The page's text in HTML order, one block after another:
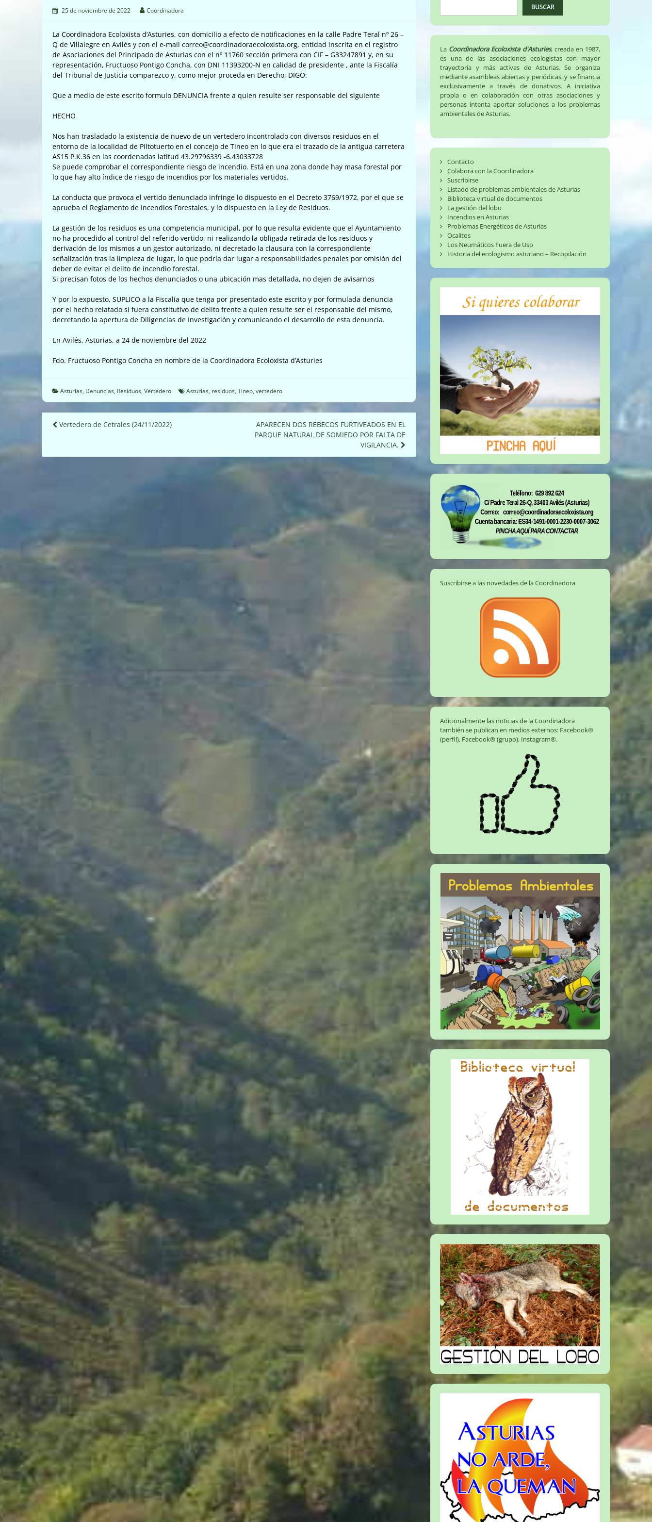
25 de noviembre de 2022 Coordinadora
La Coordinadora Ecoloxista d’Asturies, con domicilio a efecto de notificaciones en la calle Padre Teral nº 26 –
Q de Villalegre en Avilés y con el e-mail correo@coordinadoraecoloxista.org, entidad inscrita en el registro
de Asociaciones del Principado de Asturias con el nº 11760 sección primera con CIF – G33247891 y, en su
representación, Fructuoso Pontigo Concha, con DNI 11393200-N en calidad de presidente , ante la Fiscalía
del Tribunal de Justicia comparezco y, como mejor proceda en Derecho, DIGO:
Que a medio de este escrito formulo DENUNCIA frente a quien resulte ser responsable del siguiente
HECHO
Nos han trasladado la existencia de nuevo de un vertedero incontrolado con diversos residuos en el
entorno de la localidad de Piltotuerto en el concejo de Tineo en lo que era el trazado de la antigua carretera
AS15 P.K.36 en las coordenadas latitud 43.29796339 -6.43033728
Se puede comprobar el correspondiente riesgo de incendio. Está en una zona donde hay masa forestal por
lo que hay alto índice de riesgo de incendios por los materiales vertidos.
La conducta que provoca el vertido denunciado infringe lo dispuesto en el Decreto 3769/1972, por el que se
aprueba el Reglamento de Incendios Forestales, y lo dispuesto en la Ley de Residuos.
La gestión de los residuos es una competencia municipal, por lo que resulta evidente que el Ayuntamiento
no ha procedido al control del referido vertido, ni realizando la obligada retirada de los residuos y
derivación de los mismos a un gestor autorizado, ni decretado la clausura con la correspondiente
señalización tras la limpieza de lugar, lo que podría dar lugar a responsabilidades penales por omisión del
deber de evitar el delito de incendio forestal.
Si precisan fotos de los hechos denunciados o una ubicación mas detallada, no dejen de avisarnos
Y por lo expuesto, SUPLICO a la Fiscalía que tenga por presentado este escrito y por formulada denuncia
por el hecho relatado si fuera constitutivo de delito frente a quien resulte ser el responsable del mismo,
decretando la apertura de Diligencias de Investigación y comunicando el desarrollo de esta denuncia.
En Avilés, Asturias, a 24 de noviembre del 2022
Fdo. Fructuoso Pontigo Concha en nombre de la Coordinadora Ecoloxista d’Asturies
Asturias, Denuncias, Residuos, Vertedero Asturias, residuos, Tineo, vertedero
Navegación
entradas
Vertedero de Cetrales (24/11/2022)
APARECEN DOS REBECOS FURTIVEADOS EN EL
PARQUE NATURAL DE SOMIEDO POR FALTA DE
VIGILANCIA.
BUSCAR
La Coordinadora Ecoloxista d'Asturies, creada en 1987,
es una de las asociaciones ecologistas con mayor
trayectoria y más activas de Asturias. Se organiza
mediante asambleas abiertas y periódicas, y se financia
exclusivamente a través de donativos. A iniciativa
propia o en colaboración con otras asociaciones y
personas intenta aportar soluciones a los problemas
ambientales de Asturias.
Contacto
Colabora con la Coordinadora
Suscribirse
Listado de problemas ambientales de Asturias
Biblioteca virtual de documentos
La gestión del lobo
Incendios en Asturias
Problemas Energéticos de Asturias
Ocalitos
Los Neumáticos Fuera de Uso
Historia del ecologismo asturiano – Recopilación
Suscribirse a las novedades de la Coordinadora
Adicionalmente las noticias de la Coordinadora
también se publican en medios externos: Facebook®
(perfil), Facebook® (grupo), Instagram®.